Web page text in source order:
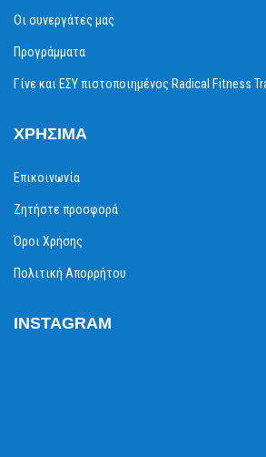
Οι συνεργάτες μας
Προγράμματα
Γίνε και ΕΣΥ πιστοποιημένος Radical Fitness
ΧΡΉΣΙΜΑ
Επικοινωνία
Ζητήστε προσφορά
Όροι Χρήσης
Πολιτική Απορρήτου
INSTAGRAM